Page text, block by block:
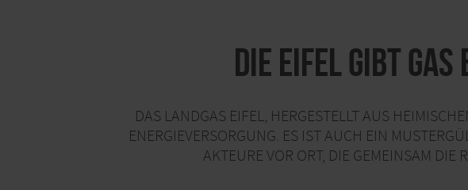
Die Eifel gibt
DAS LANDGAS EIFEL, HERGESTELLT AUS
ENERGIEVERSORGUNG. ES IST AUCH EIN
AKTEURE VOR ORT, DIE GEMEINSAM